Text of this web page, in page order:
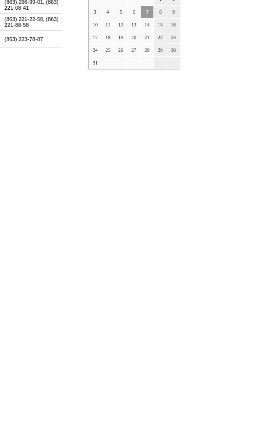
(863) 296-99-01, (863)
221-08-41
(863) 221-22-58, (863)
221-88-58
(863) 223-78-87
3 4 5 6 7 8 9
10 11 12 13 14 15 16
17 18 19 20 21 22 23
24 25 26 27 28 29 30
31